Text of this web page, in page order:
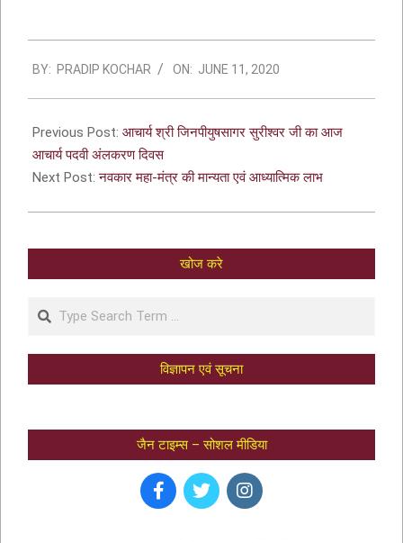
BY: PRADIP KOCHAR ON: JUNE 11, 2020
Previous Post: आचार्य श्री जिनपीयुषसागर सुरीश्वर जी का आज
आचार्य पदवी अंलकरण दिवस
Next Post:नवकार महा-मंत्र की मान्यता एवं आध्यात्मिक लाभ
खोज करे
विज्ञापन एवं सूचना
जैन टाइम्स – सोशल मीडिया